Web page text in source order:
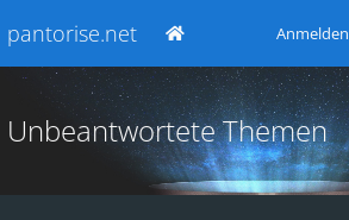
pantorise.net Anmelden
Unbeantwortete Themen